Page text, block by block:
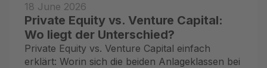
18 June 2026
Private Equity vs. Venture Capital:
Wo liegt der Unterschied?
Private Equity vs. Venture Capital einfach
erklärt: Worin sich die beiden Anlageklassen bei